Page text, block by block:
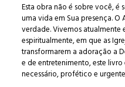
Esta obra não é sobre você, é
uma vida em Sua presença.
verdade. Vivemos atualmente
espiritualmente, em que as
transformarem a adoração a
e de entretenimento, este
necessário, profético e